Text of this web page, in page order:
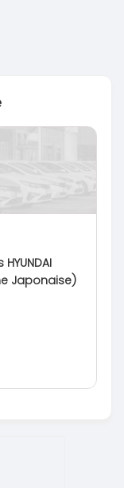
Japonaise)